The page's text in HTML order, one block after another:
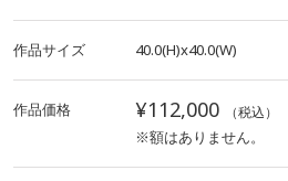
作品サイズ 40.0(H)x40.0(W)
作品価格 ¥112,000 （税込）
※額はありません。